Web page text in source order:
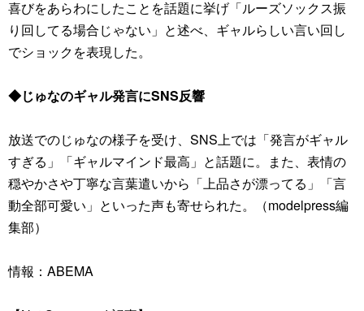
喜びをあらわにしたことを話題に挙げ「ルーズソックス振
り回してる場合じゃない」と述べ、ギャルらしい言い回し
でショックを表現した。
◆じゅなのギャル発言にSNS反響
放送でのじゅなの様子を受け、SNS上では「発言がギャル
すぎる」「ギャルマインド最高」と話題に。また、表情の
穏やかさや丁寧な言葉遣いから「上品さが漂ってる」「言
動全部可愛い」といった声も寄せられた。（modelpress編
集部）
情報：ABEMA